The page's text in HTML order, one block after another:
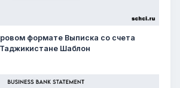
формате Выписка со счета
Шаблон